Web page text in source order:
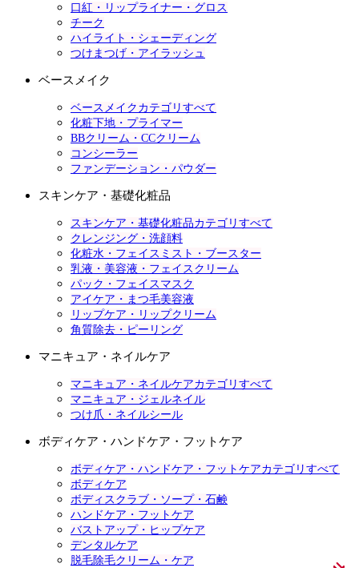
口紅・リップライナー・グロス
チーク
ハイライト・シェーディング
つけまつげ・アイラッシュ
ベースメイク
ベースメイクカテゴリすべて
化粧下地・プライマー
BBクリーム・CCクリーム
コンシーラー
ファンデーション・パウダー
スキンケア・基礎化粧品
スキンケア・基礎化粧品カテゴリすべて
クレンジング・洗顔料
化粧水・フェイスミスト・ブースター
乳液・美容液・フェイスクリーム
パック・フェイスマスク
アイケア・まつ毛美容液
リップケア・リップクリーム
角質除去・ピーリング
マニキュア・ネイルケア
マニキュア・ネイルケアカテゴリすべて
マニキュア・ジェルネイル
つけ爪・ネイルシール
ボディケア・ハンドケア・フットケア
ボディケア・ハンドケア・フットケアカテゴリすべて
ボディケア
ボディスクラブ・ソープ・石鹸
ハンドケア・フットケア
バストアップ・ヒップケア
デンタルケア
脱毛除毛クリーム・ケア